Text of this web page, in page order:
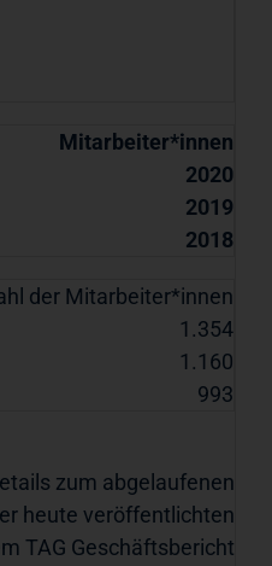
Mitarbeiter*innen
2020
2019
2018
der Mitarbeiter*innen
1.354
1.160
993
zum abgelaufenen
heute veröffentlichten
TAG Geschäftsbericht